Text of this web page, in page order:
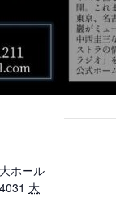
ホール
大